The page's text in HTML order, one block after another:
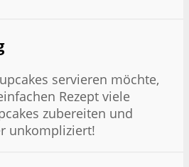
servieren möchte,
Rezept viele
zubereiten und
unkompliziert!